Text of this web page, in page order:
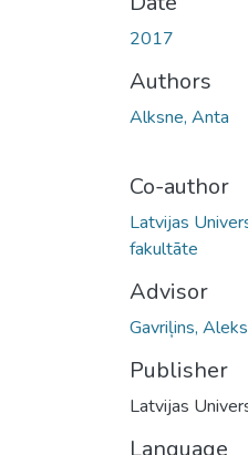
2017
Authors
Alksne, Anta
Co-author
Latvijas
fakultāte
Advisor
Gavriļins,
Publisher
Latvijas
Language